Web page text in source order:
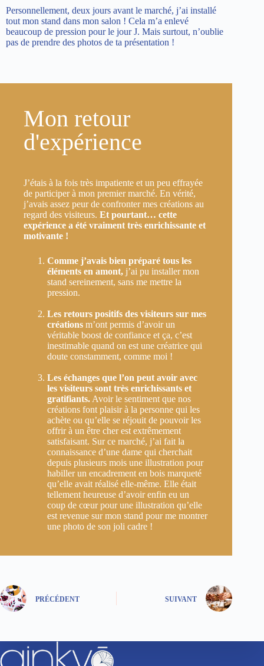
Personnellement, deux jours avant le marché, j’ai installé
tout mon stand dans mon salon ! Cela m’a enlevé
beaucoup de pression pour le jour J. Mais surtout, n’oublie
pas de prendre des photos de ta présentation !
Mon retour
d'expérience
J’étais à la fois très impatiente et un peu effrayée
de participer à mon premier marché. En vérité,
j’avais assez peur de confronter mes créations au
regard des visiteurs. Et pourtant… cette
expérience a été vraiment très enrichissante et
motivante !
Comme j’avais bien préparé tous les
éléments en amont, j’ai pu installer mon
stand sereinement, sans me mettre la
pression.
Les retours positifs des visiteurs sur mes
créations m’ont permis d’avoir un
véritable boost de confiance et ça, c’est
inestimable quand on est une créatrice qui
doute constamment, comme moi !
Les échanges que l’on peut avoir avec
les visiteurs sont très enrichissants et
gratifiants. Avoir le sentiment que nos
créations font plaisir à la personne qui les
achète ou qu’elle se réjouit de pouvoir les
offrir à un être cher est extrêmement
satisfaisant. Sur ce marché, j’ai fait la
connaissance d’une dame qui cherchait
depuis plusieurs mois une illustration pour
habiller un encadrement en bois marqueté
qu’elle avait réalisé elle-même. Elle était
tellement heureuse d’avoir enfin eu un
coup de cœur pour une illustration qu’elle
est revenue sur mon stand pour me montrer
une photo de son joli cadre !
PRÉCÉDENT SUIVANT